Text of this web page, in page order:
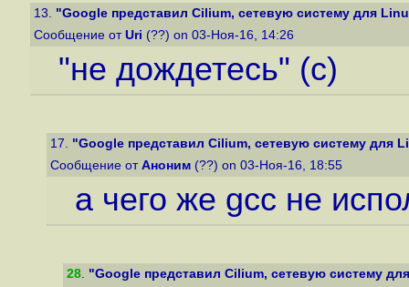
13. "Google представил Cilium, сетевую систему для
Сообщение от Uri (??) on 03-Ноя-16, 14:26
"не дождетесь" (с)
17. "Google представил Cilium, сетевую систему для
Сообщение от Аноним (??) on 03-Ноя-16, 18:55
а чего же gcc не
28. "Google представил Cilium, сетевую систему